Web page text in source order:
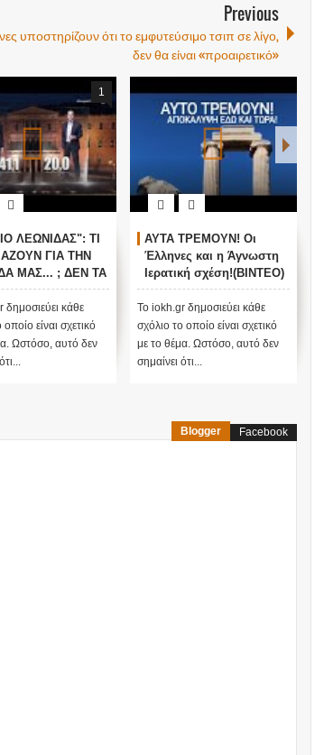
Previous
υποστηρίζουν ότι το εμφυτεύσιμο τσιπ σε λίγο,
δεν θα είναι «προαιρετικό»
1
ΛΕΩΝΙΔΑΣ": ΤΙ
ΓΙΑ ΤΗΝ
ΜΑΣ... ; ΔΕΝ ΤΑ
ΣΤΙΣ
κάθε
είναι σχετικό
Ωστόσο, αυτό δεν
ΑΥΤΑ ΤΡΕΜΟΥΝ! Οι
Έλληνες και η Άγνωστη
Ιερατική σχέση!(ΒΙΝΤΕΟ)
Το iokh.gr δημοσιεύει κάθε
σχόλιο το οποίο είναι σχετικό
με το θέμα. Ωστόσο, αυτό δεν
σημαίνει ότι...
Blogger Facebook